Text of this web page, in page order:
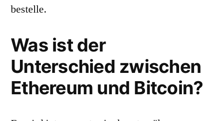
bestelle.
Was ist der
Unterschied zwischen
Ethereum und Bitcoin?